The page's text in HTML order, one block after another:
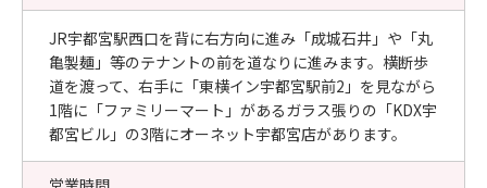
JR宇都宮駅西口を背に右方向に進み「成城石井」や「丸
亀製麺」等のテナントの前を道なりに進みます。横断歩
道を渡って、右手に「東横イン宇都宮駅前2」を見ながら
1階に「ファミリーマート」があるガラス張りの「KDX宇
都宮ビル」の3階にオーネット宇都宮店があります。